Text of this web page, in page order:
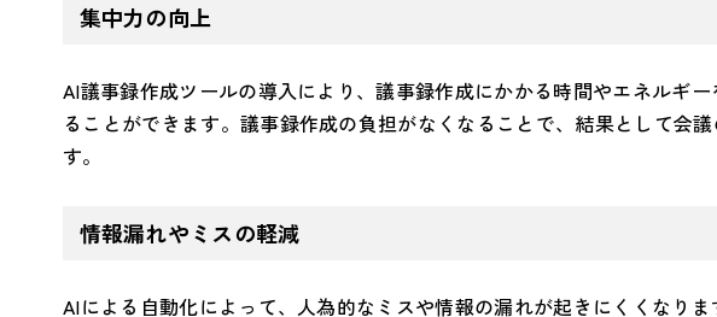
集中力の向上
AI議事録作成ツールの導入により、議事録作成にかかる時間やエネルギ
ることができます。議事録作成の負担がなくなることで、結果として会
す。
情報漏れやミスの軽減
AIによる自動化によって、人為的なミスや情報の漏れが起きにくくなり